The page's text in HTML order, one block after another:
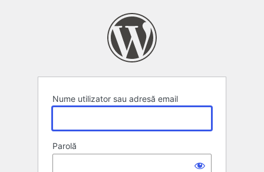
Nume utilizator sau adresă email
Parolă